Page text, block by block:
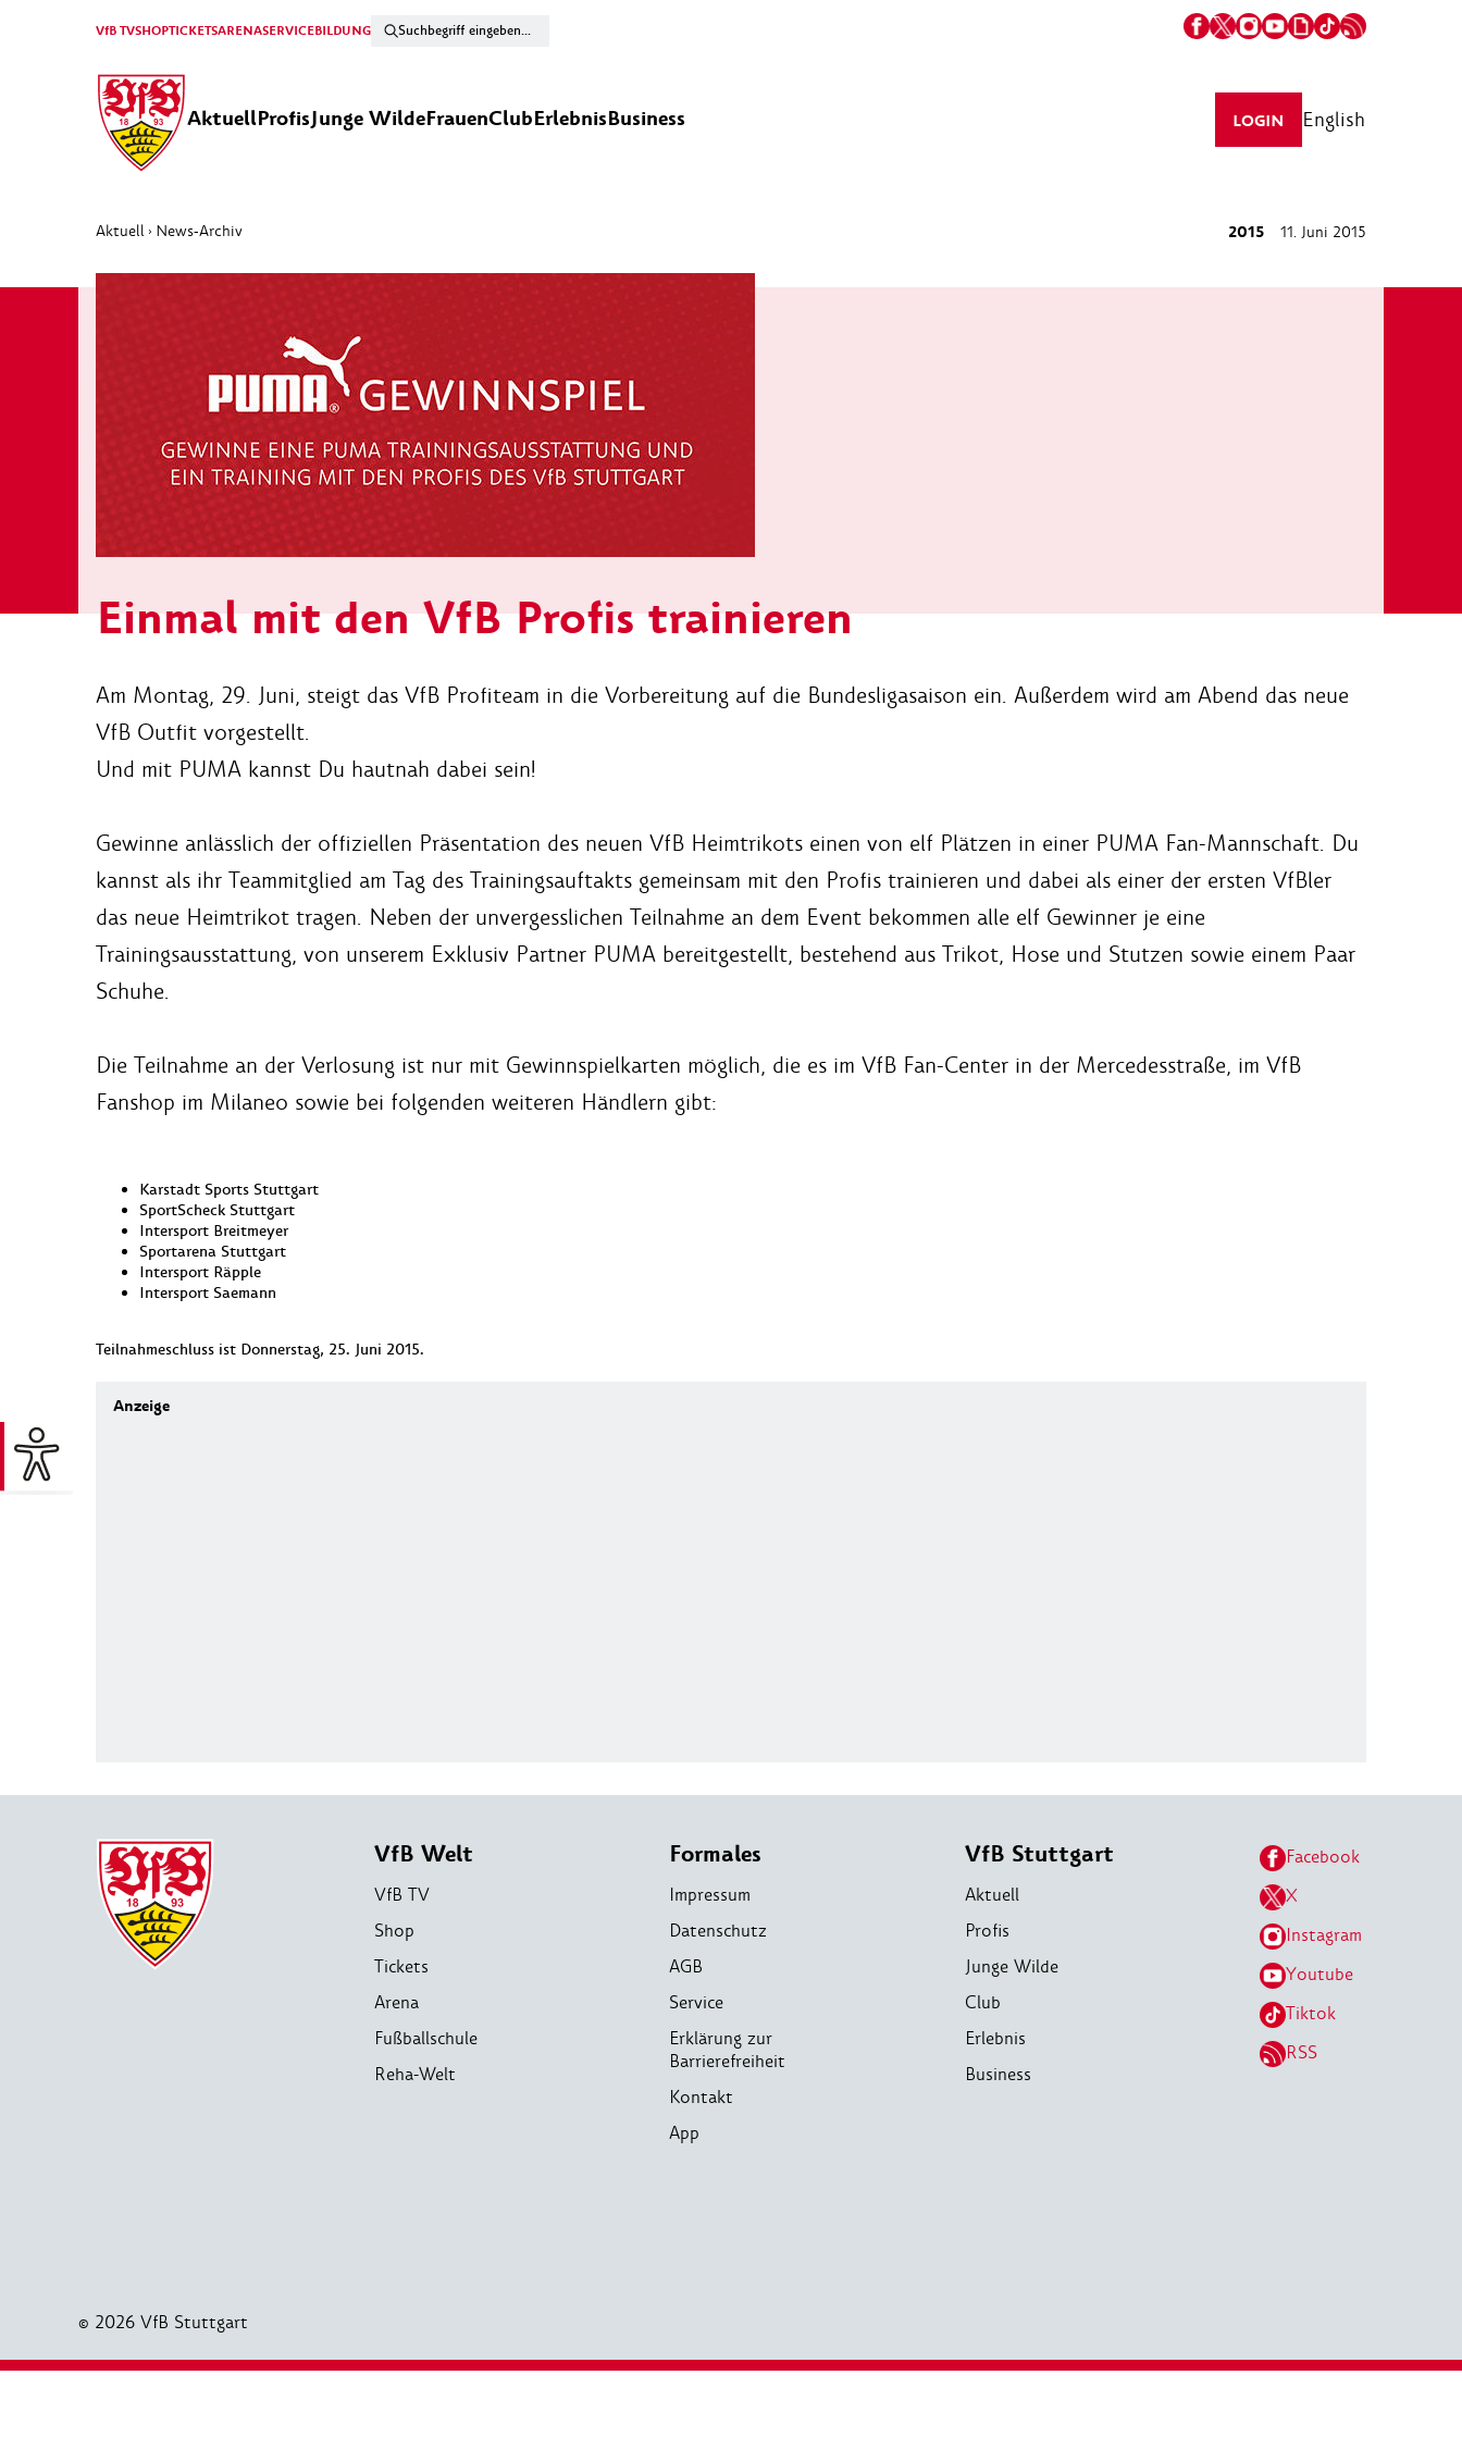
VfB TVSHOPTICKETSARENASERVICEBILDUNG
AktuellProfisJunge WildeFrauenClubErlebnisBusiness LOGIN English
Aktuell › News-Archiv 2015 11. Juni 2015
Einmal mit den VfB Profis trainieren
Am Montag, 29. Juni, steigt das VfB Profiteam in die Vorbereitung auf die Bundesligasaison ein. Außerdem wird am Abend das neue
VfB Outfit vorgestellt.
Und mit PUMA kannst Du hautnah dabei sein!
Gewinne anlässlich der offiziellen Präsentation des neuen VfB Heimtrikots einen von elf Plätzen in einer PUMA Fan-Mannschaft. Du
kannst als ihr Teammitglied am Tag des Trainingsauftakts gemeinsam mit den Profis trainieren und dabei als einer der ersten VfBler
das neue Heimtrikot tragen. Neben der unvergesslichen Teilnahme an dem Event bekommen alle elf Gewinner je eine
Trainingsausstattung, von unserem Exklusiv Partner PUMA bereitgestellt, bestehend aus Trikot, Hose und Stutzen sowie einem Paar
Schuhe.
Die Teilnahme an der Verlosung ist nur mit Gewinnspielkarten möglich, die es im VfB Fan-Center in der Mercedesstraße, im VfB
Fanshop im Milaneo sowie bei folgenden weiteren Händlern gibt:
Karstadt Sports Stuttgart
SportScheck Stuttgart
Intersport Breitmeyer
Sportarena Stuttgart
Intersport Räpple
Intersport Saemann
Teilnahmeschluss ist Donnerstag, 25. Juni 2015.
VfB Welt
VfB TV
Shop
Tickets
Arena
Fußballschule
Reha-Welt
Formales
Impressum
Datenschutz
AGB
Service
Erklärung zur
Barrierefreiheit
Kontakt
App
VfB Stuttgart
Aktuell
Profis
Junge Wilde
Club
Erlebnis
Business
Facebook
X
Instagram
Youtube
Tiktok
RSS
© 2026 VfB Stuttgart